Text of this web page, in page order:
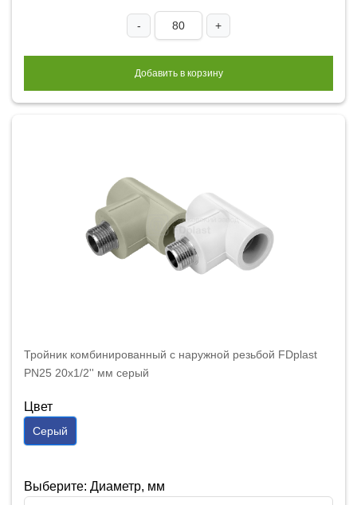
- +
Добавить в корзину
Тройник комбинированный с наружной резьбой FDplast
PN25 20х1/2'' мм серый
Цвет
Серый
Выберите: Диаметр, мм